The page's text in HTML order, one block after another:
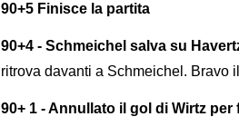
90+5 Finisce la partita
90+4 - Schmeichel salva su
ritrova davanti a Schmeichel. Bravo
90+ 1 - Annullato il gol di Wirtz